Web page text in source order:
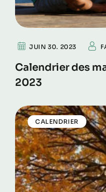
JUIN 30. 2023
Calendrier des
2023
CALENDRIER